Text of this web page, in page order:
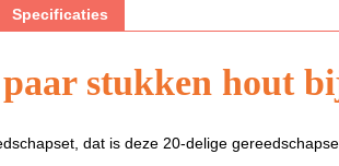
Specificaties
stukken hout
dat is deze 20-delige